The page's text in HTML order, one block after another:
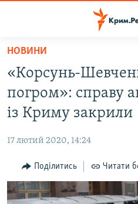
Перейти
основного
матеріалу
Перейти
до
основної
Перейти
до
пошуку
ВОДА.КРИМ
ВІДЕО ТА ФОТО
БЛОГИ
ПОГЛЯД
ІНТЕРВ'Ю
НОВИНИ
«Корсунь-
погром»: справу
із Криму закрили
17 лютий 2020, 14:24
Поділитись Читати